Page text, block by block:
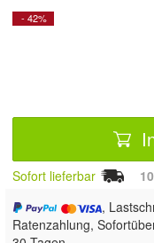
- 42%
Sofort lieferbar
,
Ratenzahlung,